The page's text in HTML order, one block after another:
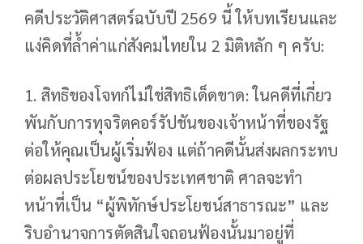
คดีประวัติศาสตร์ฉบับปี 2569 นี้ ให้บทเรียนและ
แง่คิดที่ล้ำค่าแก่สังคมไทยใน 2 มิติหลัก ๆ ครับ:
1. สิทธิของโจทก์ไม่ใช่สิทธิเด็ดขาด: ในคดีที่เกี่ยว
พันกับการทุจริตคอร์รัปชันของเจ้าหน้าที่ของรัฐ
ต่อให้คุณเป็นผู้เริ่มฟ้อง แต่ถ้าคดีนั้นส่งผลกระทบ
ต่อผลประโยชน์ของประเทศชาติ ศาลจะทำ
หน้าที่เป็น “ผู้พิทักษ์ประโยชน์สาธารณะ” และ
ริบอำนาจการตัดสินใจถอนฟ้องนั้นมาอยู่ที่